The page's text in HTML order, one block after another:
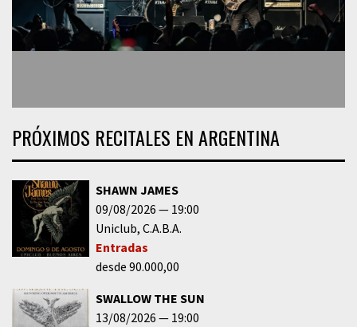
PRÓXIMOS RECITALES EN ARGENTINA
SHAWN JAMES
09/08/2026
19:00
Uniclub C.A.B.A.
Entradas
desde 90.000,00
SWALLOW THE SUN
13/08/2026
19:00